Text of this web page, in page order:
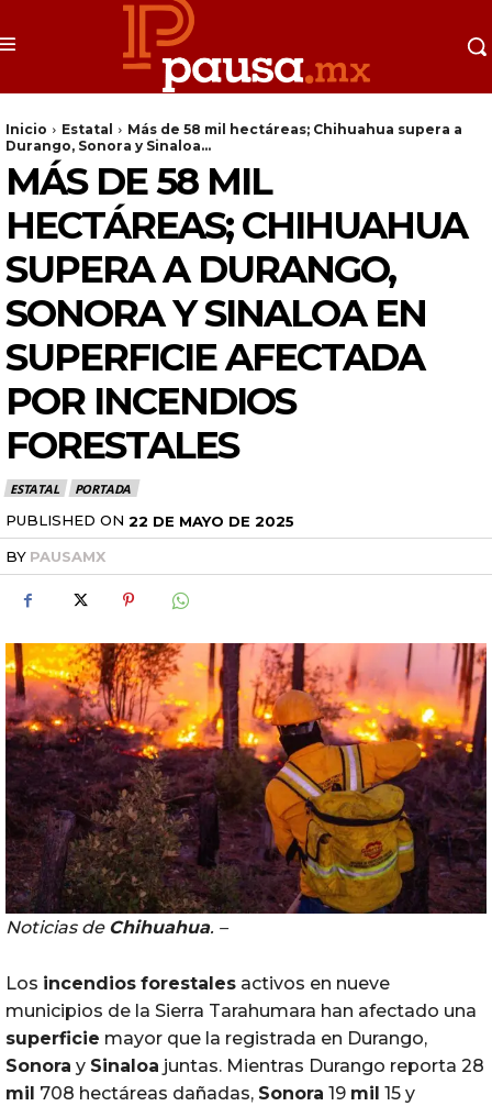
Inicio Estatal
Más de 58 mil hectáreas; Chihuahua supera a
Durango, Sonora y Sinaloa...
MÁS DE 58 MIL
HECTÁREAS; CHIHUAHUA
SUPERA A DURANGO,
SONORA Y SINALOA EN
SUPERFICIE AFECTADA
POR INCENDIOS
FORESTALES
ESTATAL PORTADA
PUBLISHED ON 22 DE MAYO DE 2025
BY PAUSAMX
Noticias de Chihuahua. –
Los incendios forestales activos en nueve
municipios de la Sierra Tarahumara han afectado una
superficie mayor que la registrada en Durango,
Sonora y Sinaloa juntas. Mientras Durango reporta 28
mil 708 hectáreas dañadas, Sonora 19 mil 15 y